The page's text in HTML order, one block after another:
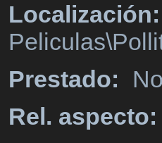
Localización:
Prestado:
No
Rel. aspecto: